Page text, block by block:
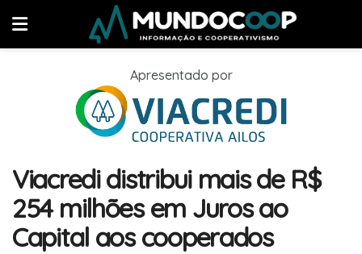
Apresentado por
Viacredi distribui mais de R$
254 milhões em Juros ao
Capital aos cooperados